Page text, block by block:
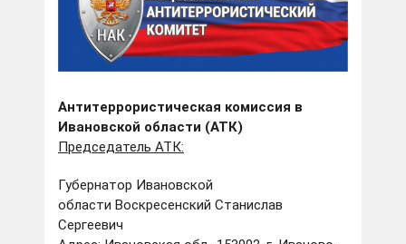
Антитеррористическая комиссия в
Ивановской области (АТК)
Председатель АТК:
Губернатор Ивановской
области Воскресенский Станислав
Сергеевич